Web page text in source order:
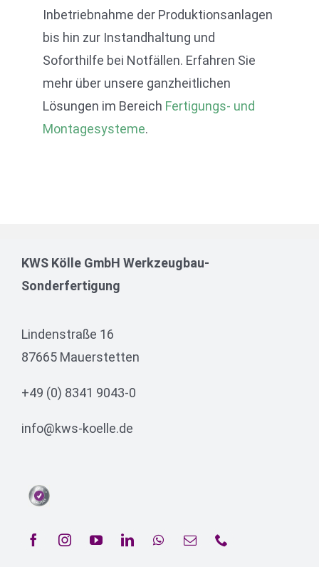
Inbetriebnahme der Produktionsanlagen
bis hin zur Instandhaltung und
Soforthilfe bei Notfällen. Erfahren Sie
mehr über unsere ganzheitlichen
Lösungen im Bereich Fertigungs- und
Montagesysteme.
KWS Kölle GmbH Werkzeugbau-
Sonderfertigung
Lindenstraße 16
87665 Mauerstetten
+49 (0) 8341 9043-0
info@kws-koelle.de